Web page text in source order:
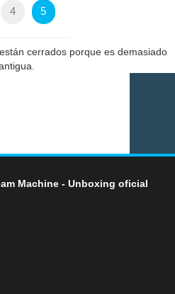
4 5
cerrados porque es demasiado
Machine - Unboxing oficial